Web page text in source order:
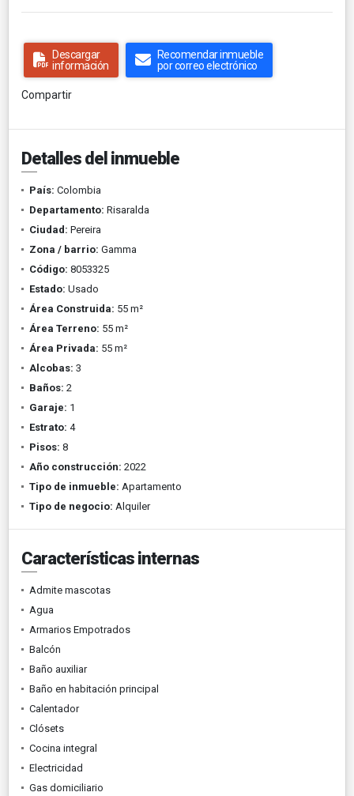
Descargar
información
Recomendar inmueble
por correo electrónico
Compartir
Detalles del inmueble
País: Colombia
Departamento: Risaralda
Ciudad: Pereira
Zona / barrio: Gamma
Código: 8053325
Estado: Usado
Área Construida: 55 m²
Área Terreno: 55 m²
Área Privada: 55 m²
Alcobas: 3
Baños: 2
Garaje: 1
Estrato: 4
Pisos: 8
Año construcción: 2022
Tipo de inmueble: Apartamento
Tipo de negocio: Alquiler
Características internas
Admite mascotas
Agua
Armarios Empotrados
Balcón
Baño auxiliar
Baño en habitación principal
Calentador
Clósets
Cocina integral
Electricidad
Gas domiciliario